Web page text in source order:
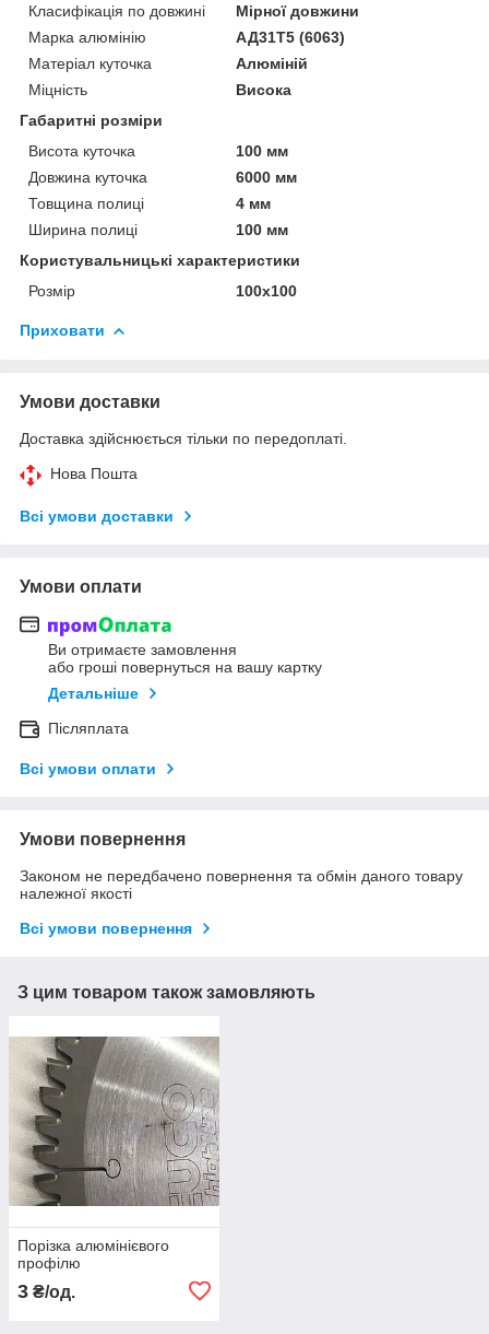
Класифікація по довжині
Мірної довжини
Марка алюмінію
АД31Т5 (6063)
Матеріал куточка
Алюміній
Міцність
Висока
Габаритні розміри
Висота куточка
100 мм
Довжина куточка
6000 мм
Товщина полиці
4 мм
Ширина полиці
100 мм
Користувальницькі характеристики
Розмір
100х100
Приховати
Умови доставки
Доставка здійснюється тільки по передоплаті.
Нова Пошта
Всі умови доставки
Умови оплати
Ви отримаєте замовлення
або гроші повернуться на вашу картку
Детальніше
Післяплата
Всі умови оплати
Умови повернення
Законом не передбачено повернення та обмін даного товару
належної якості
Всі умови повернення
З цим товаром також замовляють
Порізка алюмінієвого
профілю
3 ₴/од.